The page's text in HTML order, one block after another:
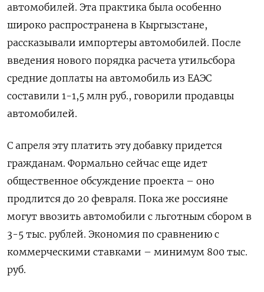
автомобилей. Эта практика была особенно
широко распространена в Кыргызстане,
рассказывали импортеры автомобилей. После
введения нового порядка расчета утильсбора
средние доплаты на автомобиль из ЕАЭС
составили 1-1,5 млн руб., говорили продавцы
автомобилей.
С апреля эту платить эту добавку придется
гражданам. Формально сейчас еще идет
общественное обсуждение проекта – оно
продлится до 20 февраля. Пока же россияне
могут ввозить автомобили с льготным сбором в
3-5 тыс. рублей. Экономия по сравнению с
коммерческими ставками – минимум 800 тыс.
руб.